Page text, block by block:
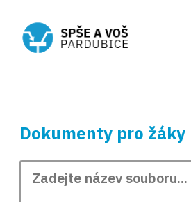
Dokumenty pro žáky